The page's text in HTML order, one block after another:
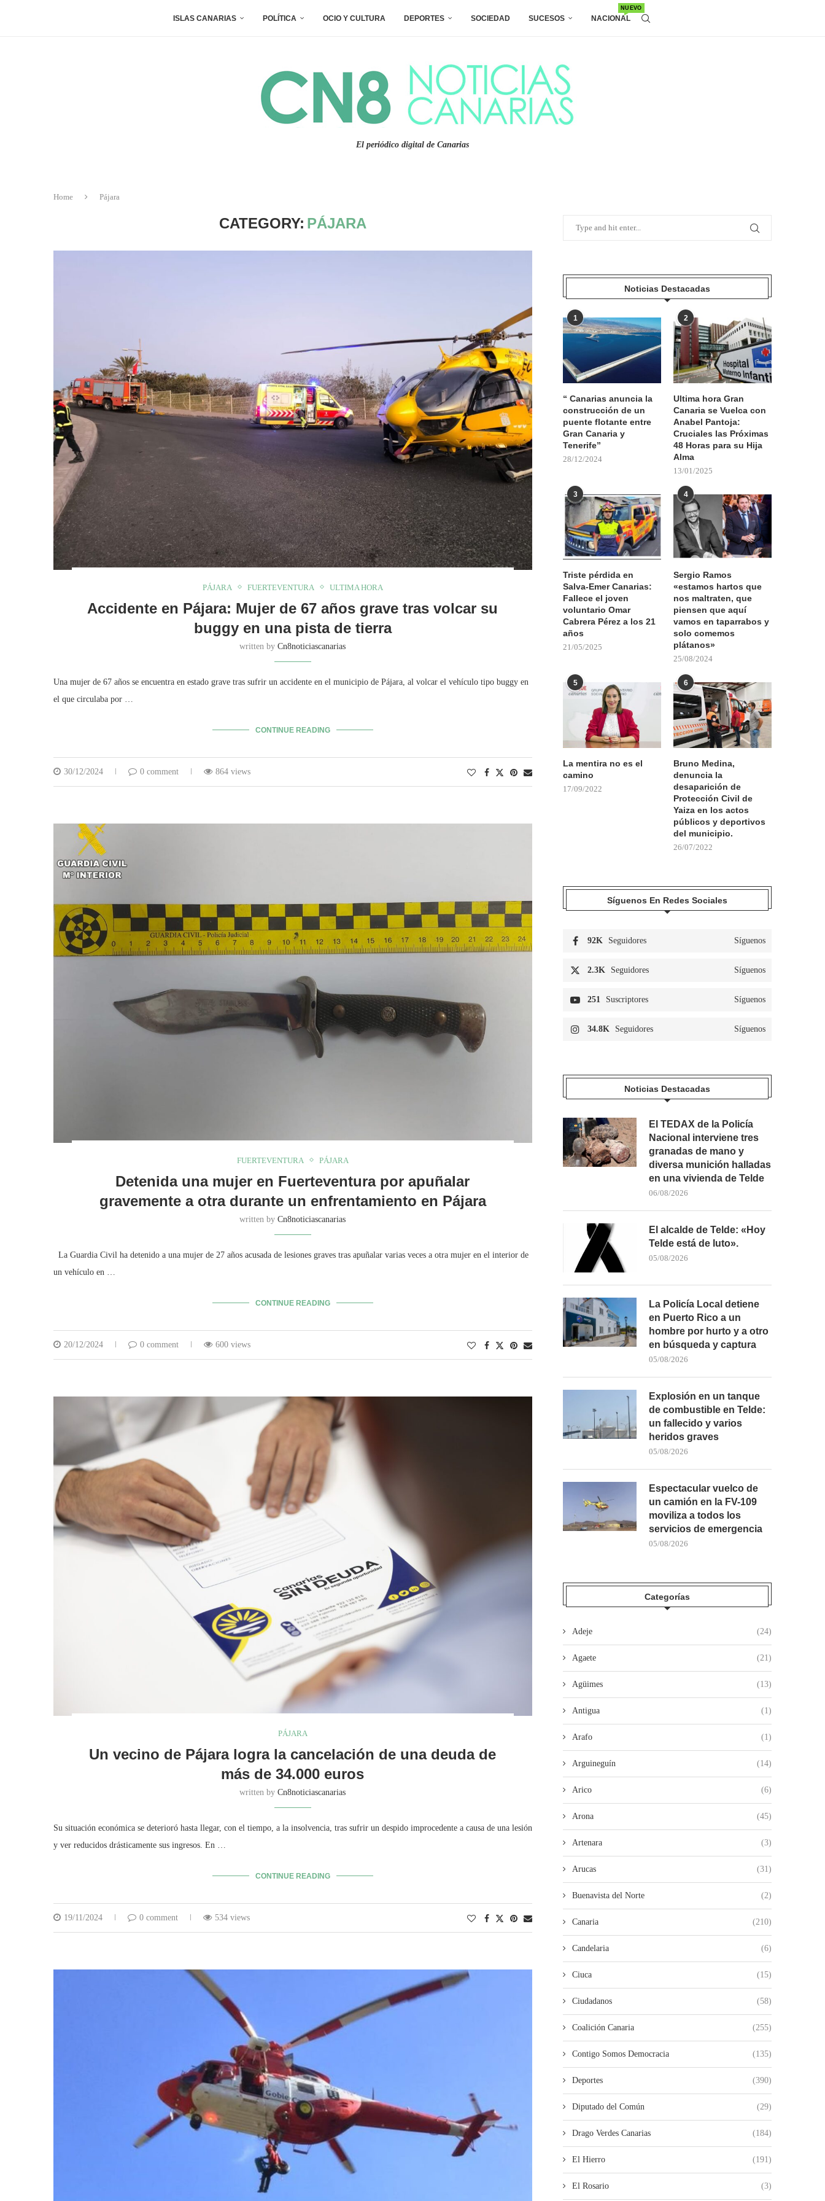
ISLAS CANARIAS POLÍTICA OCIO Y CULTURA DEPORTES SOCIEDAD SUCESOS NACIONAL
NUEVO
El periódico digital de Canarias
Home Pájara
CATEGORY: PÁJARA
PÁJARA FUERTEVENTURA ULTIMA HORA
Accidente en Pájara: Mujer de 67 años grave tras volcar su
buggy en una pista de tierra
written byCn8noticiascanarias
Una mujer de 67 años se encuentra en estado grave tras sufrir un accidente en el municipio de Pájara, al volcar el vehículo tipo buggy en
el que circulaba por …
CONTINUE READING
30/12/2024 0 comment 864 views
FUERTEVENTURA PÁJARA
Detenida una mujer en Fuerteventura por apuñalar
gravemente a otra durante un enfrentamiento en Pájara
written byCn8noticiascanarias
La Guardia Civil ha detenido a una mujer de 27 años acusada de lesiones graves tras apuñalar varias veces a otra mujer en el interior de
un vehículo en …
CONTINUE READING
20/12/2024 0 comment 600 views
PÁJARA
Un vecino de Pájara logra la cancelación de una deuda de
más de 34.000 euros
written byCn8noticiascanarias
Su situación económica se deterioró hasta llegar, con el tiempo, a la insolvencia, tras sufrir un despido improcedente a causa de una lesión
y ver reducidos drásticamente sus ingresos. En …
CONTINUE READING
19/11/2024 0 comment 534 views
Noticias Destacadas
1
“ Canarias anuncia la
construcción de un
puente flotante entre
Gran Canaria y
Tenerife”
28/12/2024
2
Ultima hora Gran
Canaria se Vuelca con
Anabel Pantoja:
Cruciales las Próximas
48 Horas para su Hija
Alma
13/01/2025
3
Triste pérdida en
Salva-Emer Canarias:
Fallece el joven
voluntario Omar
Cabrera Pérez a los 21
años
21/05/2025
4
Sergio Ramos
«estamos hartos que
nos maltraten, que
piensen que aquí
vamos en taparrabos y
solo comemos
plátanos»
25/08/2024
5
La mentira no es el
camino
17/09/2022
6
Bruno Medina,
denuncia la
desaparición de
Protección Civil de
Yaiza en los actos
públicos y deportivos
del municipio.
26/07/2022
Síguenos En Redes Sociales
92K Seguidores Síguenos
2.3K Seguidores Síguenos
251 Suscriptores Síguenos
34.8K Seguidores Síguenos
Noticias Destacadas
El TEDAX de la Policía
Nacional interviene tres
granadas de mano y
diversa munición halladas
en una vivienda de Telde
06/08/2026
El alcalde de Telde: «Hoy
Telde está de luto».
05/08/2026
La Policía Local detiene
en Puerto Rico a un
hombre por hurto y a otro
en búsqueda y captura
05/08/2026
Explosión en un tanque
de combustible en Telde:
un fallecido y varios
heridos graves
05/08/2026
Espectacular vuelco de
un camión en la FV-109
moviliza a todos los
servicios de emergencia
05/08/2026
Categorías
Adeje (24)
Agaete (21)
Agüimes (13)
Antigua (1)
Arafo (1)
Arguineguín (14)
Arico (6)
Arona (45)
Artenara (3)
Arucas (31)
Buenavista del Norte (2)
Canaria (210)
Candelaria (6)
Ciuca (15)
Ciudadanos (58)
Coalición Canaria (255)
Contigo Somos Democracia (135)
Deportes (390)
Diputado del Común (29)
Drago Verdes Canarias (184)
El Hierro (191)
El Rosario (3)